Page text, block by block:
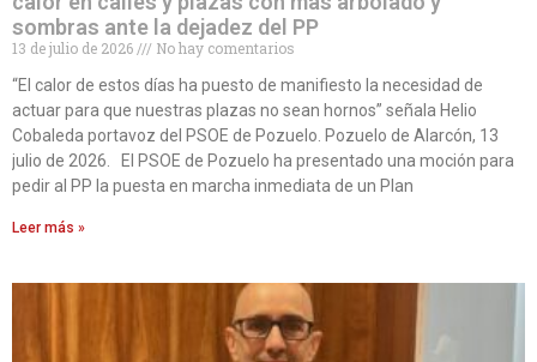
sombras ante la dejadez del PP
13 de julio de 2026
No hay comentarios
“El calor de estos días ha puesto de manifiesto la necesidad de
actuar para que nuestras plazas no sean hornos” señala Helio
Cobaleda portavoz del PSOE de Pozuelo. Pozuelo de Alarcón, 13
julio de 2026. El PSOE de Pozuelo ha presentado una moción para
pedir al PP la puesta en marcha inmediata de un Plan
Leer más »